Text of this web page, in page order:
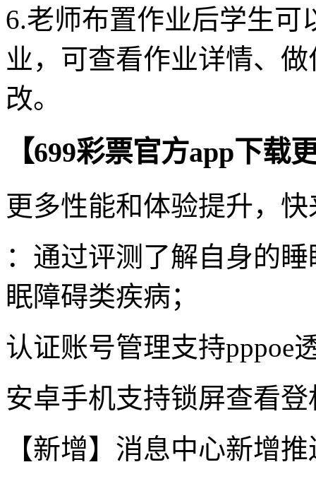
6.老师布置作业后学生可
业，可查看作业详情、
改。
【699彩票官方app下载
更多性能和体验提升，
：通过评测了解自身的
眠障碍类疾病；
认证账号管理支持pppoe
安卓手机支持锁屏查看
【新增】消息中心新增